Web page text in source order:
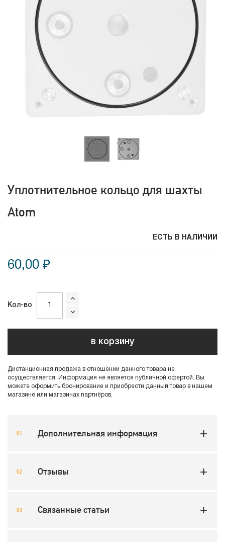
Уплотнительное кольцо для шахты
Atom
ЕСТЬ В НАЛИЧИИ
60,00 ₽
Кол-во
в корзину
Дистанционная продажа в отношении данного товара не
осуществляется. Информация не является публичной офертой. Вы
можете оформить бронирование и приобрести данный товар в нашем
магазине или магазинах партнёров.
Дополнительная информация
Отзывы
Связанные статьи